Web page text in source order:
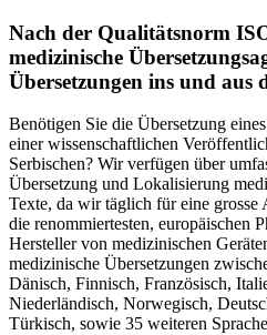
Nach der Qualitätsnorm
medizinische
Übersetzungen ins und aus
Benötigen Sie die Übersetzung
einer wissenschaftlichen
Serbischen? Wir verfügen über
Übersetzung und Lokalisierung
Texte, da wir täglich für eine grosse
die renommiertesten, europäischen
Hersteller von medizinischen
medizinische Übersetzungen
Dänisch, Finnisch, Französisch,
Niederländisch, Norwegisch,
Türkisch, sowie 35 weiteren